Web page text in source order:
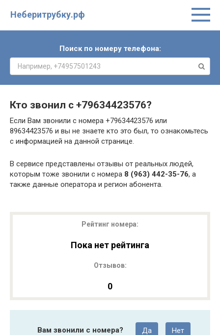
Неберитрубку.рф
Поиск по номеру телефона:
Кто звонил с +79634423576?
Если Вам звонили с номера +79634423576 или
89634423576 и вы не знаете кто это был, то ознакомьтесь
с информацией на данной странице.
В сервисе представлены отзывы от реальных людей,
которым тоже звонили с номера 8 (963) 442-35-76, а
также данные оператора и регион абонента.
Рейтинг номера:
Пока нет рейтинга
Отзывов:
0
Вам звонили с номера? Да Нет